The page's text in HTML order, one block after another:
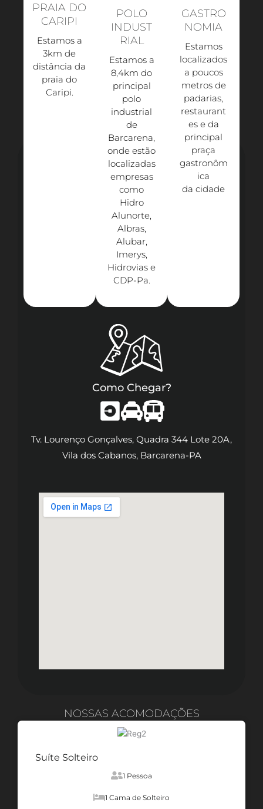
PRAIA DO
CARIPI
Estamos a
3km de
distância da
praia do
Caripi.​
POLO
INDUST
RIAL
Estamos a
8,4km do
principal
polo
industrial
de
Barcarena,
onde estão
localizadas
empresas
como
Hidro
Alunorte,
Albras,
Alubar,
Imerys,
Hidrovias e
CDP-Pa.​
GASTRO
NOMIA
Estamos
localizados
a poucos
metros de
padarias,
restaurant
es e da
principal
praça
gastronôm
ica
da cidade
Como Chegar?
Tv. Lourenço Gonçalves, Quadra 344 Lote 20A,
Vila dos Cabanos, Barcarena-PA
NOSSAS ACOMODAÇÕES
Suíte Solteiro
1 Pessoa
1 Cama de Solteiro